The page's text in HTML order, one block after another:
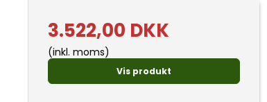
3.522,00 DKK
(inkl. moms)
Vis produkt